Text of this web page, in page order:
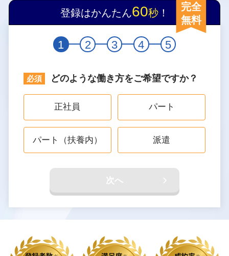
登録はかんたん60秒 ！
完全
無料
1 2 3 4 5
どのような働き方をご希望ですか？
正社員 パート
パート（扶養内） 派遣
次へ